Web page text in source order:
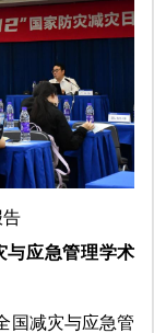
告
与应急管理学术
国减灾与应急管